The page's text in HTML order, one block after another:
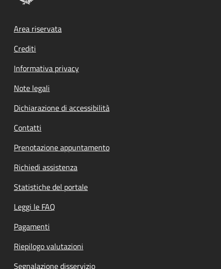
Footer menu
Area riservata
Crediti
Informativa privacy
Note legali
Dichiarazione di accessibilità
Contatti
Prenotazione appuntamento
Richiedi assistenza
Statistiche del portale
Leggi le FAQ
Pagamenti
Riepilogo valutazioni
Segnalazione disservizio